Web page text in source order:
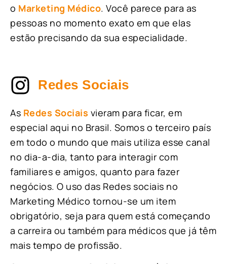
o Marketing Médico. Você parece para as
pessoas no momento exato em que elas
estão precisando da sua especialidade.
Redes Sociais
As Redes Sociais vieram para ficar, em
especial aqui no Brasil. Somos o terceiro país
em todo o mundo que mais utiliza esse canal
no dia-a-dia, tanto para interagir com
familiares e amigos, quanto para fazer
negócios. O uso das Redes sociais no
Marketing Médico tornou-se um item
obrigatório, seja para quem está começando
a carreira ou também para médicos que já têm
mais tempo de profissão.